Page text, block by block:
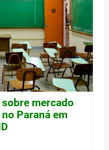
mercado
Paraná em